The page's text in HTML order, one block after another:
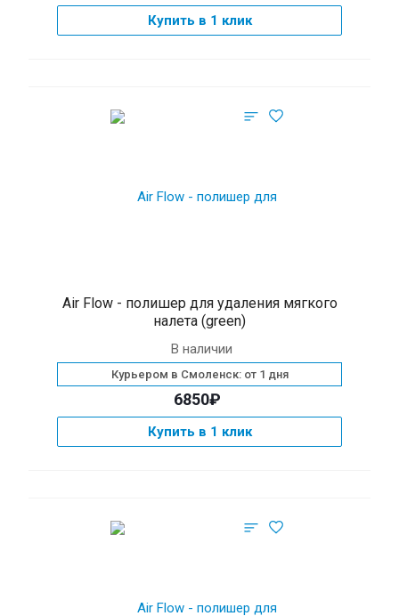
Купить в 1 клик
Air Flow - полишер для удаления мягкого
налета (green)
В наличии
Курьером в Смоленск: от 1 дня
6850₽
Купить в 1 клик